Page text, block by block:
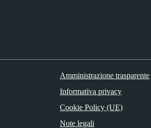
Amministrazione trasparente
Informativa privacy
Cookie Policy (UE)
Note legali